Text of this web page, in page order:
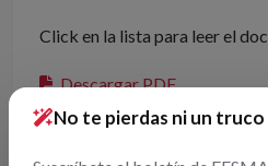
Click en la lista para leer el
Descargar PDF
No te pierdas ni un truco